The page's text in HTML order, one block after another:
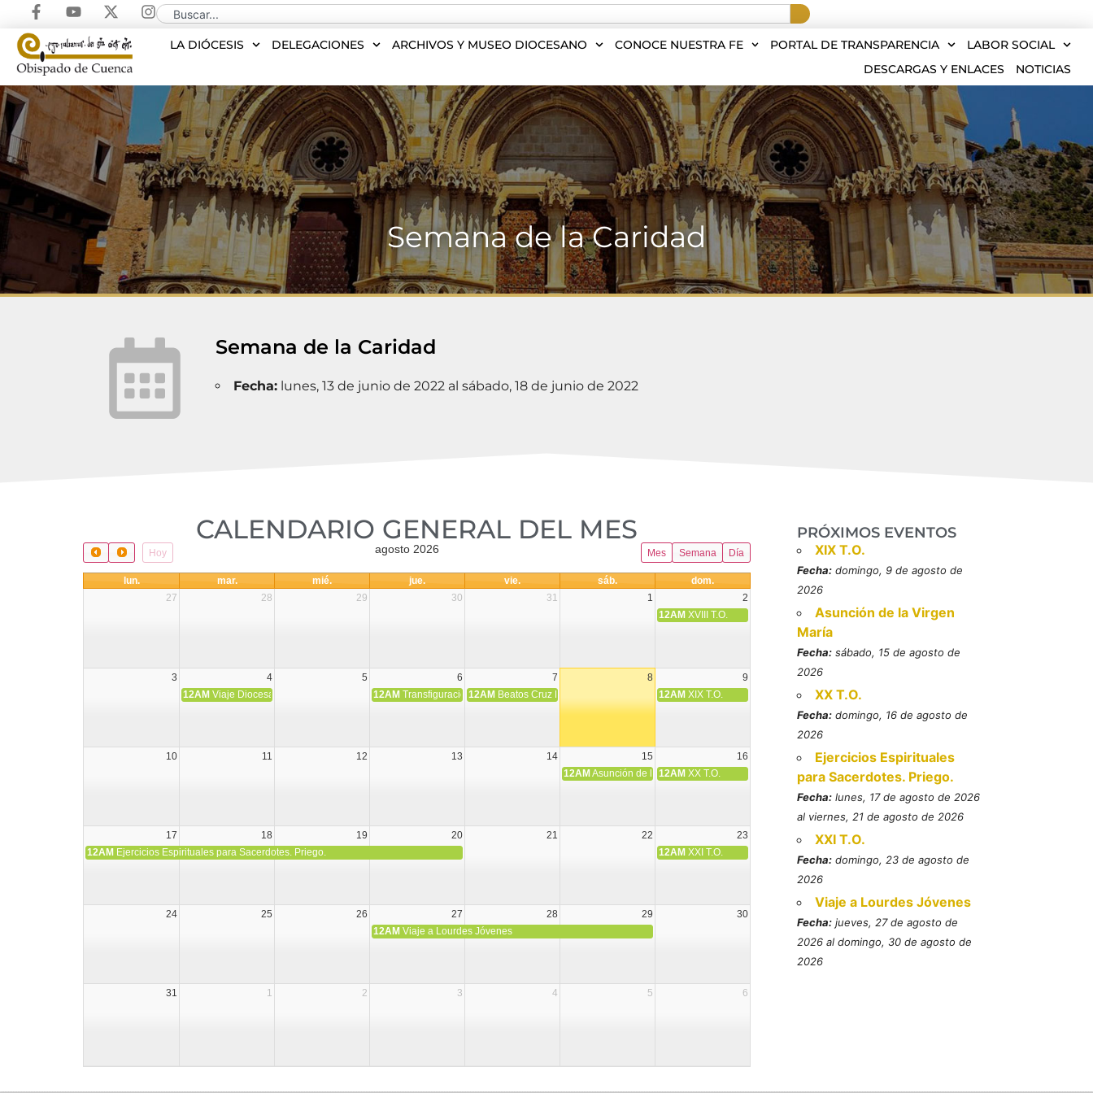
LA DIÓCESIS DELEGACIONES ARCHIVOS Y MUSEO DIOCESANO CONOCE NUESTRA FE PORTAL DE TRANSPARENCIA
LABOR SOCIAL
DESCARGAS Y ENLACES
NOTICIAS
Semana de la Caridad
Semana de la Caridad
Fecha:lunes, 13 de junio de 2022 al sábado, 18 de junio de 2022
CALENDARIO GENERAL DEL MES​
Hoy Mes Semana Día
agosto 2026
lun. mar. mié. jue. vie. sáb.
dom.
27
28 29 30 31 1
2
12AM XVIII T.O.
3 4 5 6 7 8
9
12AM Viaje Diocesano a Japón. 12AM Transfiguración del Señor
12AM Beatos Cruz Laplana, obispo, y Fernando Español, presbítero, mártires (MO)
12AM XIX T.O.
10 11 12 13 14 15
16
12AM Asunción de la Virgen María
12AM XX T.O.
17 18 19 20 21 22
23
12AM Ejercicios Espirituales para Sacerdotes. Priego. 12AM XXI T.O.
24 25 26 27 28 29
30
12AM Viaje a Lourdes Jóvenes
31 1 2 3 4 5 6
PRÓXIMOS EVENTOS
XIX T.O.
Fecha: domingo, 9 de agosto de
2026
Asunción de la Virgen
María
Fecha: sábado, 15 de agosto de
2026
XX T.O.
Fecha: domingo, 16 de agosto de
2026
Ejercicios Espirituales
para Sacerdotes. Priego.
Fecha: lunes, 17 de agosto de 2026
al viernes, 21 de agosto de 2026
XXI T.O.
Fecha: domingo, 23 de agosto de
2026
Viaje a Lourdes Jóvenes
Fecha: jueves, 27 de agosto de
2026 al domingo, 30 de agosto de
2026